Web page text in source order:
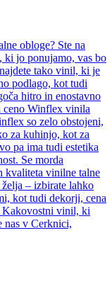
obloge? Ste na
jo ponujamo, vas bo
tako vinil, ki je
podlago, kot tudi
hitro in enostavno
ceno Winflex vinila
so zelo obstojeni,
za kuhinjo, kot za
pa ima tudi estetika
Se morda
kvaliteta vinilne talne
– izbirate lahko
kot tudi dekorji, cena
Kakovostni vinil, ki
nas v Cerknici,